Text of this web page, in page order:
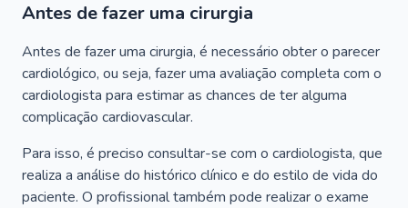
Antes de fazer uma cirurgia
Antes de fazer uma cirurgia, é necessário obter o parecer
cardiológico, ou seja, fazer uma avaliação completa com o
cardiologista para estimar as chances de ter alguma
complicação cardiovascular.
Para isso, é preciso consultar-se com o cardiologista, que
realiza a análise do histórico clínico e do estilo de vida do
paciente. O profissional também pode realizar o exame